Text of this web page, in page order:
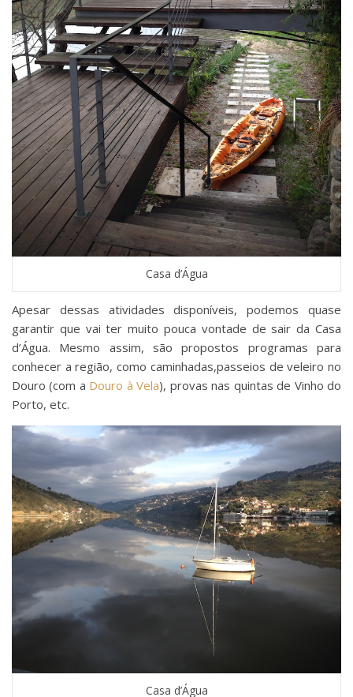
Casa d’Água
Apesar dessas atividades disponíveis, podemos quase
garantir que vai ter muito pouca vontade de sair da Casa
d’Água. Mesmo assim, são propostos programas para
conhecer a região, como caminhadas,passeios de veleiro no
Douro (com a Douro à Vela), provas nas quintas de Vinho do
Porto, etc.
Casa d’Água